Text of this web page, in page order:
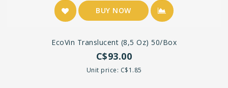
BUY NOW
EcoVin Translucent (8,5 Oz) 50/box
C$93.00
Unit price: C$1.85